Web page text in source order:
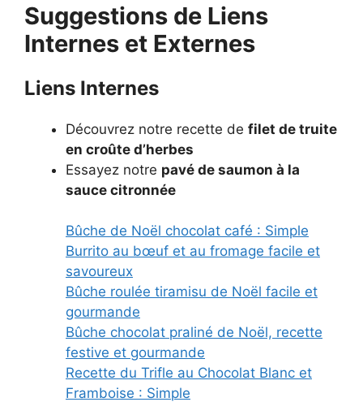
Suggestions de Liens
Internes et Externes
Liens Internes
Découvrez notre recette de filet de truite
en croûte d’herbes
Essayez notre pavé de saumon à la
sauce citronnée
Bûche de Noël chocolat café : Simple
Burrito au bœuf et au fromage facile et
savoureux
Bûche roulée tiramisu de Noël facile et
gourmande
Bûche chocolat praliné de Noël, recette
festive et gourmande
Recette du Trifle au Chocolat Blanc et
Framboise : Simple